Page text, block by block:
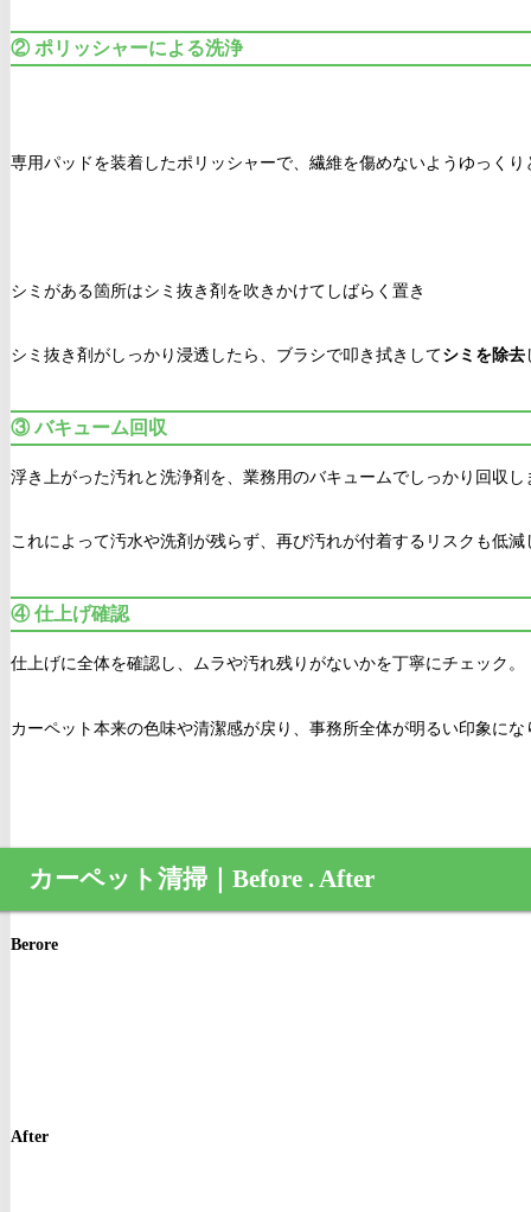
② ポリッシャーによる洗浄
専用パッドを装着したポリッシャーで、繊維を傷めないようゆっく
シミがある箇所はシミ抜き剤を吹きかけてしばらく置き
シミ抜き剤がしっかり浸透したら、ブラシで叩き拭きしてシミを除去
③ バキューム回収
浮き上がった汚れと洗浄剤を、業務用のバキュームでしっかり回収し
これによって汚水や洗剤が残らず、再び汚れが付着するリスクも低減
④ 仕上げ確認
仕上げに全体を確認し、ムラや汚れ残りがないかを丁寧にチェック。
カーペット本来の色味や清潔感が戻り、事務所全体が明るい印象にな
カーペット清掃 ｜Before . After
Berore
After